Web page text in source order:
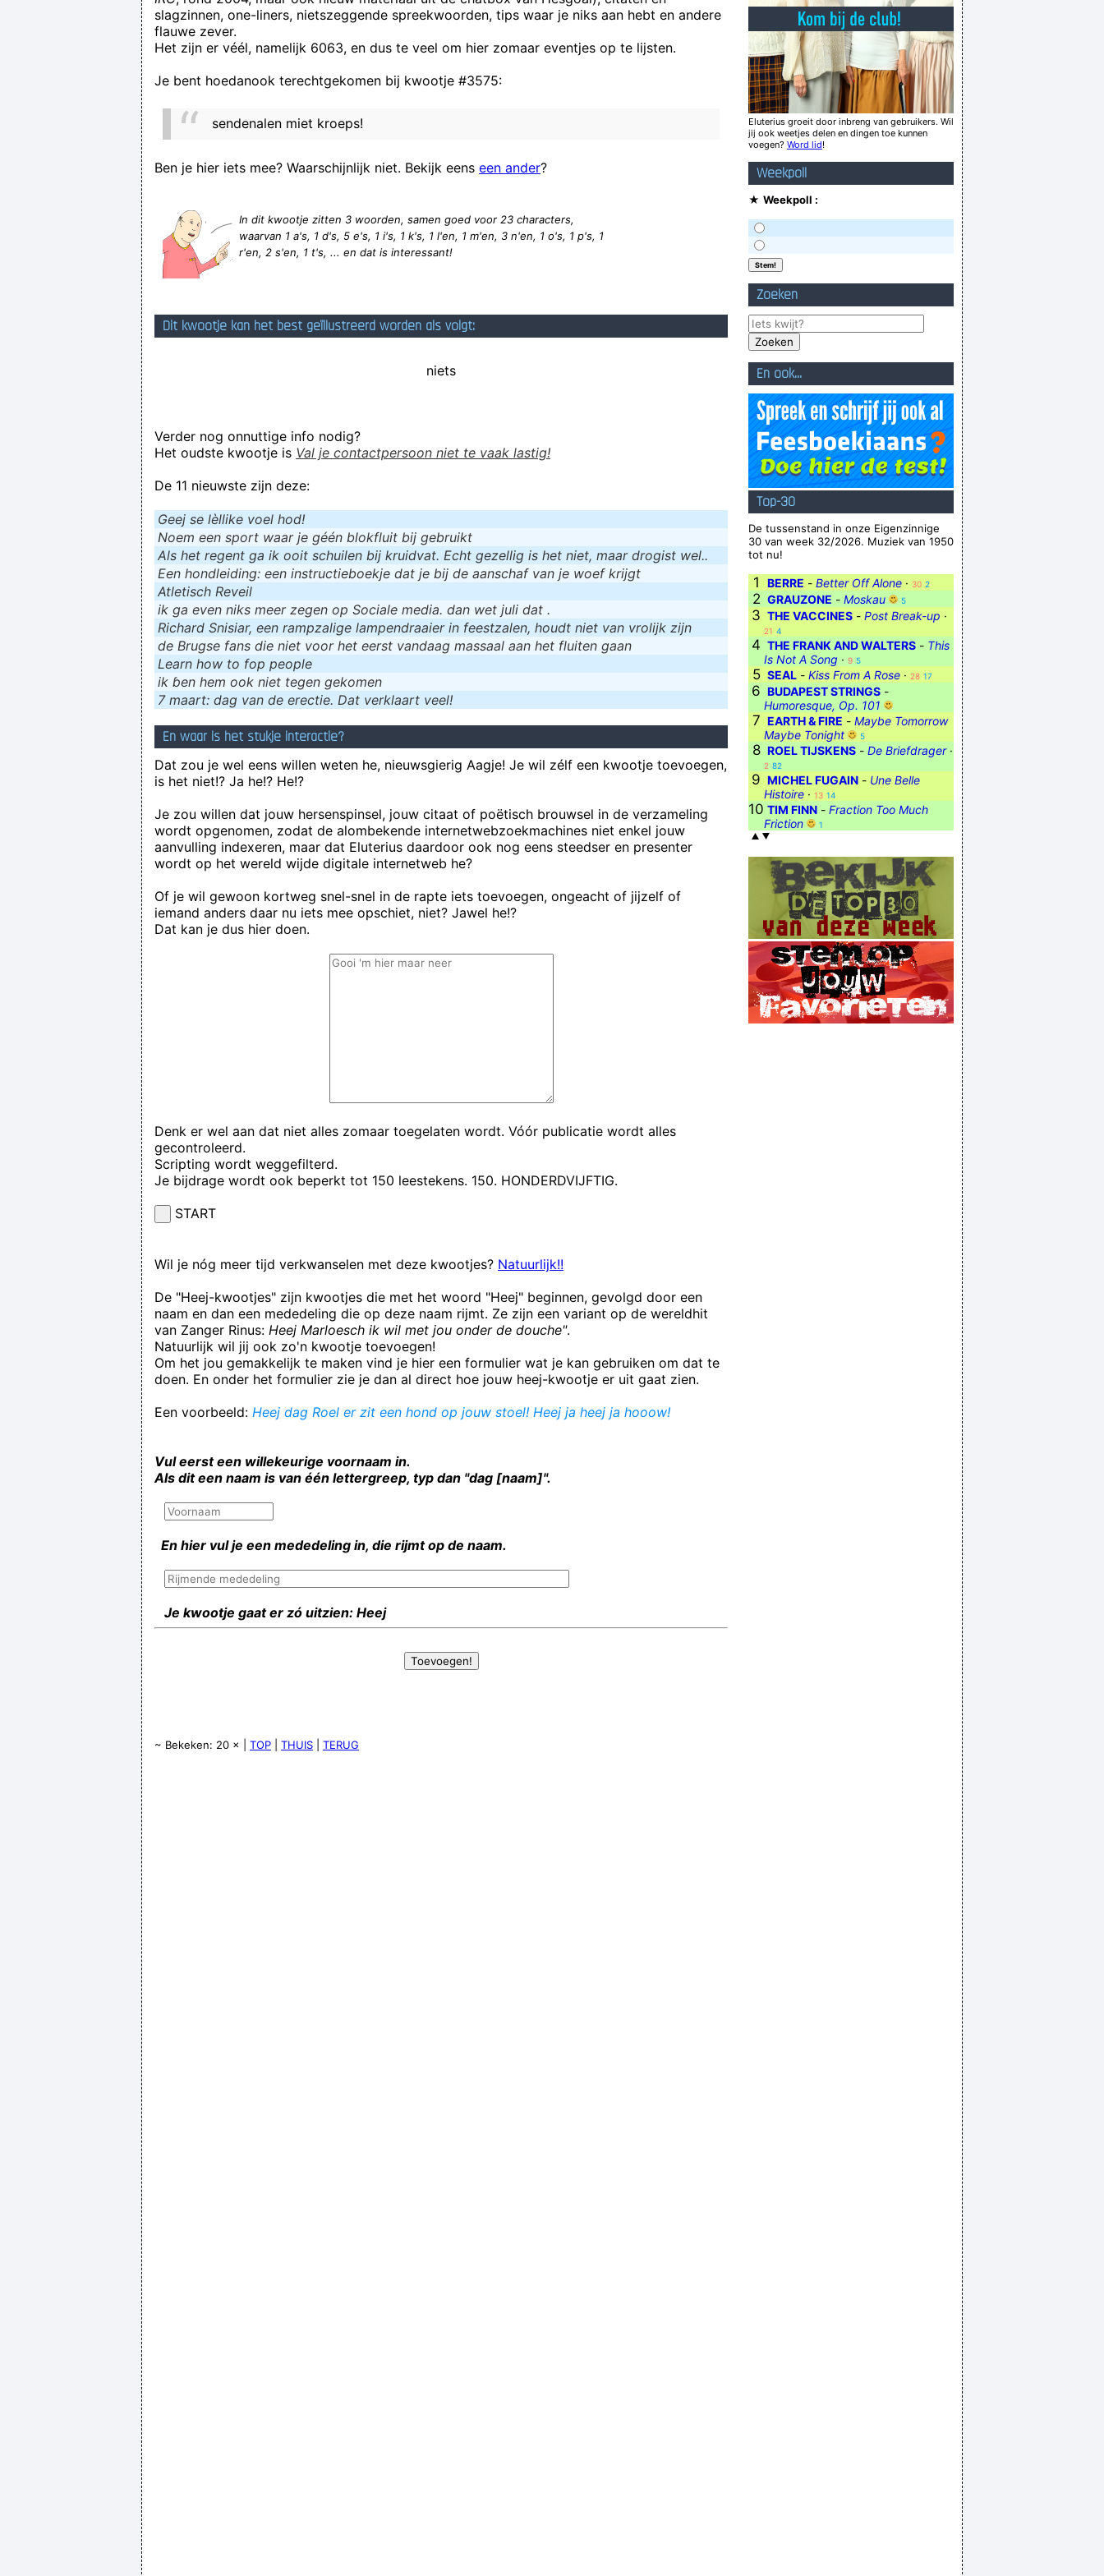
Compleet van de put gerukt
Het is hier net een kleutertuin, en daarom voel ik me hier zo goed thuis!
En wat al Catherine witt verliest ?
voor mij graag 300gr. gesneden kind. Met look uiteraard!
Zullen we anders jouw aarsprobleem even aankaarten?
regent het in november is het binnenkort december
Is wat foto’s na Leuven gestuurd pff nog geen oog dicht gedaan.
Verknoei je tijd op een nuttige manier!
Geej se lèllike voel hod!
slagzinnen, one-liners, nietszeggende spreekwoorden, tips waar je niks aan hebt en andere
flauwe zever.
Het zijn er véél, namelijk 6063, en dus te veel om hier zomaar eventjes op te lijsten.
Je bent hoedanook terechtgekomen bij kwootje #3575:
sendenalen miet kroeps!
Ben je hier iets mee? Waarschijnlijk niet. Bekijk eens een ander?
In dit kwootje zitten 3 woorden, samen goed voor 23 characters,
waarvan 1 a's, 1 d's, 5 e's, 1 i's, 1 k's, 1 l'en, 1 m'en, 3 n'en, 1 o's, 1 p's, 1
r'en, 2 s'en, 1 t's, ... en dat is interessant!
Dit kwootje kan het best geïllustreerd worden als volgt:
niets
Verder nog onnuttige info nodig?
Het oudste kwootje is Val je contactpersoon niet te vaak lastig!
De 11 nieuwste zijn deze:
Geej se lèllike voel hod!
Noem een sport waar je géén blokfluit bij gebruikt
Als het regent ga ik ooit schuilen bij kruidvat. Echt gezellig is het niet, maar drogist wel..
Een hondleiding: een instructieboekje dat je bij de aanschaf van je woef krijgt
Atletisch Reveil
ik ga even niks meer zegen op Sociale media. dan wet juli dat .
Richard Snisiar, een rampzalige lampendraaier in feestzalen, houdt niet van vrolijk zijn
de Brugse fans die niet voor het eerst vandaag massaal aan het fluiten gaan
Learn how to fop people
ik ɓen hem ook niet tegen gekomen
7 maart: dag van de erectie. Dat verklaart veel!
En waar is het stukje interactie?
Dat zou je wel eens willen weten he, nieuwsgierig Aagje! Je wil zélf een kwootje toevoegen,
is het niet!? Ja he!? He!?
Je zou willen dat jouw hersenspinsel, jouw citaat of poëtisch brouwsel in de verzameling
wordt opgenomen, zodat de alombekende internetwebzoekmachines niet enkel jouw
aanvulling indexeren, maar dat Eluterius daardoor ook nog eens steedser en presenter
wordt op het wereld wijde digitale internetweb he?
Of je wil gewoon kortweg snel-snel in de rapte iets toevoegen, ongeacht of jijzelf of
iemand anders daar nu iets mee opschiet, niet? Jawel he!?
Dat kan je dus hier doen.
Denk er wel aan dat niet alles zomaar toegelaten wordt. Vóór publicatie wordt alles
gecontroleerd.
Scripting wordt weggefilterd.
Je bijdrage wordt ook beperkt tot 150 leestekens. 150. HONDERDVIJFTIG.
START
Wil je nóg meer tijd verkwanselen met deze kwootjes? Natuurlijk!!
De "Heej-kwootjes" zijn kwootjes die met het woord "Heej" beginnen, gevolgd door een
naam en dan een mededeling die op deze naam rijmt. Ze zijn een variant op de wereldhit
van Zanger Rinus: Heej Marloesch ik wil met jou onder de douche".
Natuurlijk wil jij ook zo'n kwootje toevoegen!
Om het jou gemakkelijk te maken vind je hier een formulier wat je kan gebruiken om dat te
doen. En onder het formulier zie je dan al direct hoe jouw heej-kwootje er uit gaat zien.
Een voorbeeld: Heej dag Roel er zit een hond op jouw stoel! Heej ja heej ja hooow!
Vul eerst een willekeurige voornaam in.
Als dit een naam is van één lettergreep, typ dan "dag [naam]".
En hier vul je een mededeling in, die rijmt op de naam.
Je kwootje gaat er zó uitzien: Heej
~ Bekeken: 20 × | TOP THUIS TERUG
Eluterius groeit door inbreng van gebruikers. Wil
jij ook weetjes delen en dingen toe kunnen
voegen? Word lid!
Weekpoll
★ Weekpoll :
Zoeken
En ook...
Top-30
De tussenstand in onze Eigenzinnige
30 van week 32/2026. Muziek van 1950
tot nu!
1 BERRE - Better Off Alone · 30 2
2 GRAUZONE - Moskau 5
3 THE VACCINES - Post Break-up ·
21 4
4 THE FRANK AND WALTERS - This
Is Not A Song · 9 5
5 SEAL - Kiss From A Rose · 28 17
6 BUDAPEST STRINGS -
Humoresque, Op. 101
7 EARTH & FIRE - Maybe Tomorrow
Maybe Tonight
5
8 ROEL TIJSKENS - De Briefdrager·
2 82
9 MICHEL FUGAIN - Une Belle
Histoire · 13 14
10 TIM FINN - Fraction Too Much
Friction
1